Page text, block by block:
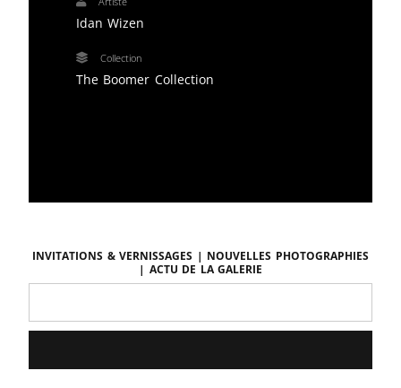
Idan Wizen
Collection
The Boomer Collection
Invitations & vernissages | Nouvelles photographies
| Actu de la galerie